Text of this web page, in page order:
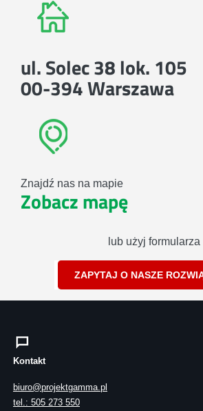
ul. Solec 38 lok. 105
00-394 Warszawa
Znajdź nas na mapie
Zobacz mapę
lub użyj formularza
ZAPYTAJ O NASZE
Kontakt
biuro@projektgamma.pl
tel.: 505 273 550